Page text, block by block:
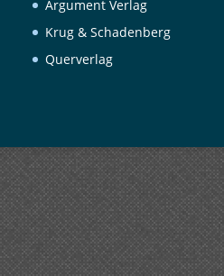
Argument Verlag
Krug & Schadenberg
Querverlag